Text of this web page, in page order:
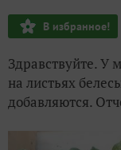
В избранное!
Здравствуйте. У
на листьях
добавляются.